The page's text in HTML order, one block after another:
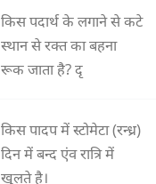
किस पदार्थ के लगाने से कटे
स्थान से रक्त का बहना
रूक जाता है? दृ
किस पादप में स्टोमेटा (रन्ध्र)
दिन में बन्द एंव रात्रि में
खुलते है।